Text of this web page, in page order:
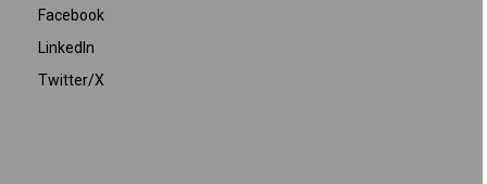
Facebook
LinkedIn
Twitter/X